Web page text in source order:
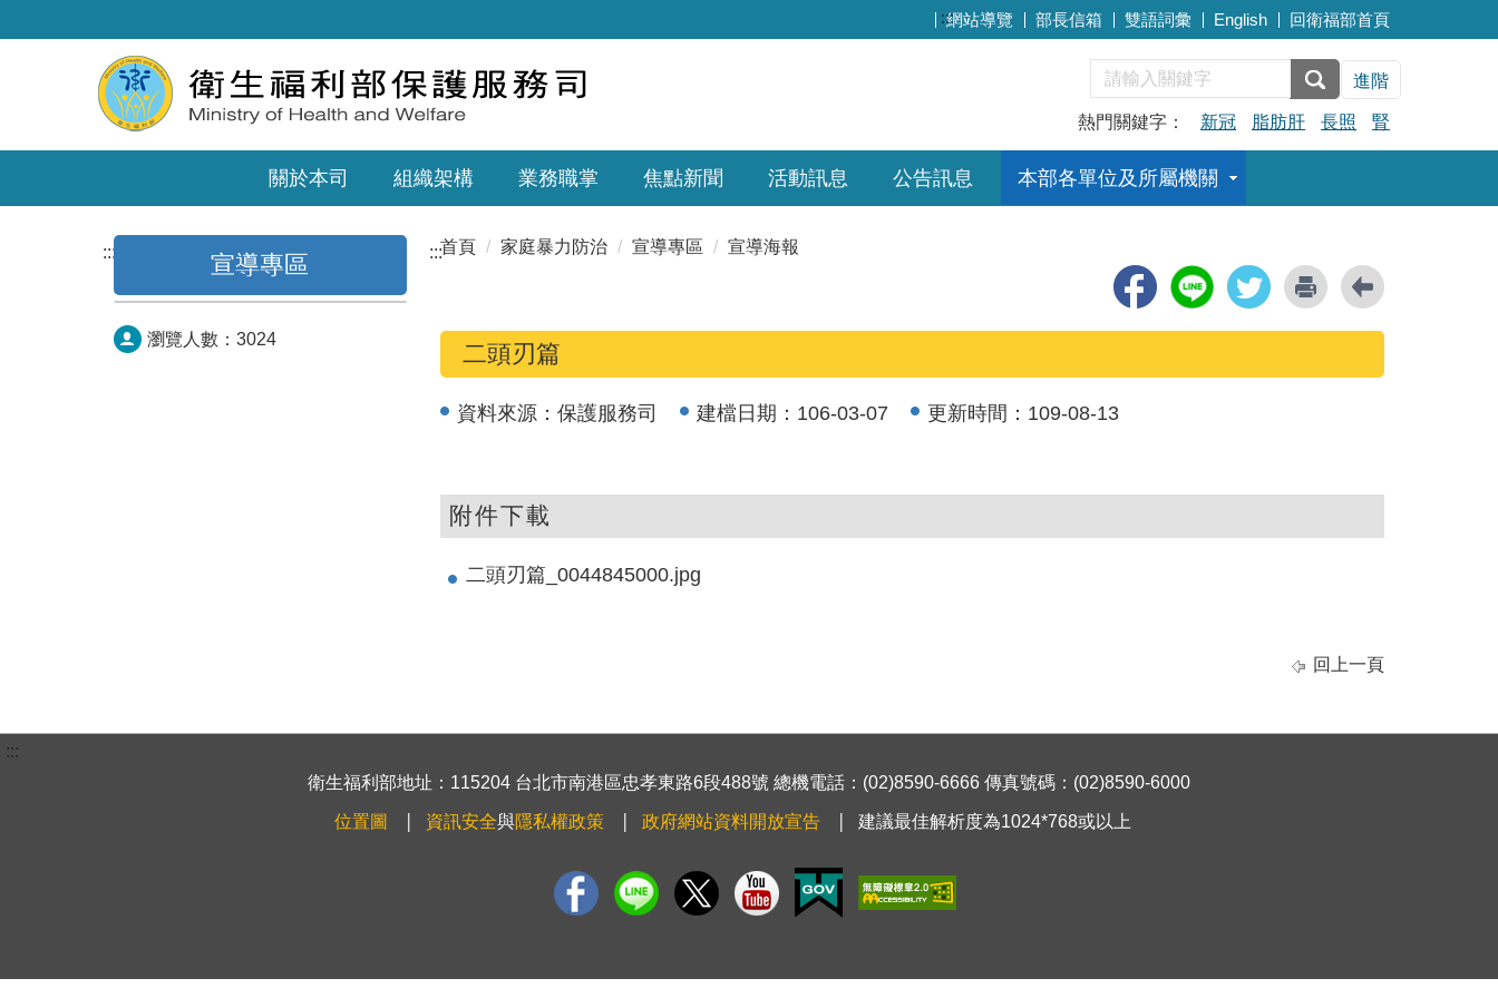
:::網站導覽 部長信箱 雙語詞彙 English 回衛福部首頁
進階
熱門關鍵字： 新冠 脂肪肝 長照 腎
關於本司 組織架構 業務職掌 焦點新聞 活動訊息 公告訊息 本部各單位及所屬機關
::: 宣導專區
瀏覽人數： 3024
:::首頁 家庭暴力防治 宣導專區 宣導海報
二頭刃篇
資料來源： 保護服務司 建檔日期： 106-03-07 更新時間： 109-08-13
附件下載
二頭刃篇_0044845000.jpg
回上一頁
:::
衛生福利部地址：115204 台北市南港區忠孝東路6段488號 總機電話：(02)8590-6666 傳真號碼：(02)8590-6000
位置圖 資訊安全與隱私權政策 政府網站資料開放宣告 建議最佳解析度為1024*768或以上